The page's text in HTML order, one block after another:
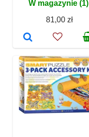
W magazynie (1)
81,00 zł